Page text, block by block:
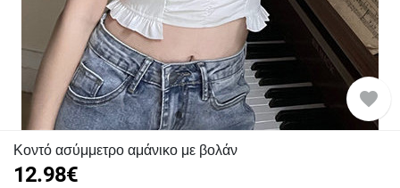
favorite
Κοντό ασύμμετρο αμάνικο με βολάν
12.98€